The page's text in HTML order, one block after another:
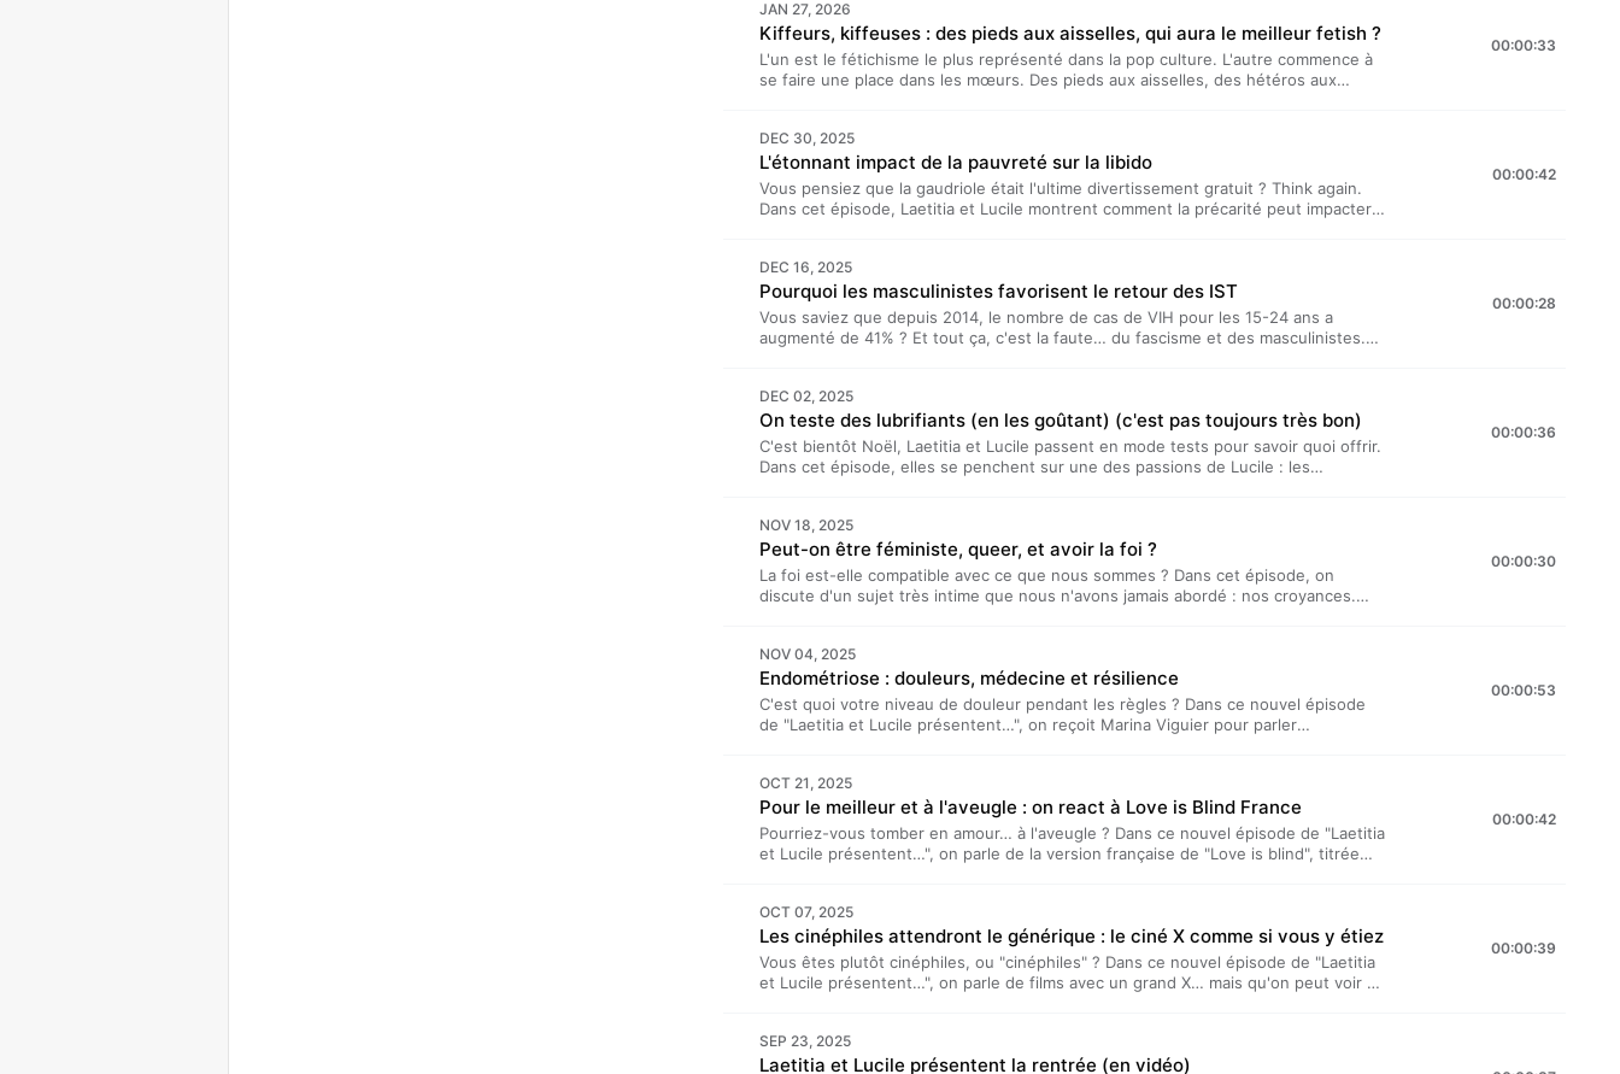
draguer : mais c'est quoi au juste, un bon rêve érotique ?“Laetitia et Lucile
présentent…” est un podcast bi-mensuel produit par TDA Prod. Il est présenté par
Lucile Bellan et Laetitia Reboulleau, et réalisé par Benjamin Saeptem Hours.
Hébergé par Acast. Visitez acast.com/privacy pour plus d'informations.
JAN 27, 2026
Kiffeurs, kiffeuses : des pieds aux aisselles, qui aura le meilleur fetish ?
L'un est le fétichisme le plus représenté dans la pop culture. L'autre commence à
se faire une place dans les mœurs. Des pieds aux aisselles, des hétéros aux
leur impact, et leur importance.“Laetitia et Lucile présentent…” est un podcast bi-
mensuel produit par TDA Prod. Il est présenté par Lucile Bellan et Laetitia
Reboulleau, et réalisé par Benjamin Saeptem Hours. Hébergé par Acast. Visitez
acast.com/privacy pour plus d'informations.
00:00:33
DEC 30, 2025
L'étonnant impact de la pauvreté sur la libido
Vous pensiez que la gaudriole était l'ultime divertissement gratuit ? Think again.
Dans cet épisode, Laetitia et Lucile montrent comment la précarité peut impacter
mensuel produit par TDA Prod. Il est présenté par Lucile Bellan et Laetitia
Reboulleau, et réalisé par Benjamin Saeptem Hours.L'étude publiée dans The
Journal of Sex Research :
https://www.tandfonline.com/doi/full/10.1080/00224499.2022.2044990L'article de
The Independent : https://www.independent.co.uk/voices/sex-life-cost-of-living-
d'informations.
00:00:42
DEC 16, 2025
Pourquoi les masculinistes favorisent le retour des IST
Vous saviez que depuis 2014, le nombre de cas de VIH pour les 15-24 ans a
augmenté de 41% ? Et tout ça, c'est la faute… du fascisme et des masculinistes.
un podcast bi-mensuel produit par TDA Prod. Il est présenté par Lucile Bellan et
Laetitia Reboulleau, et réalisé par Benjamin Saeptem Hours. Hébergé par Acast.
Visitez acast.com/privacy pour plus d'informations.
00:00:28
DEC 02, 2025
On teste des lubrifiants (en les goûtant) (c'est pas toujours très bon)
C'est bientôt Noël, Laetitia et Lucile passent en mode tests pour savoir quoi offrir.
Dans cet épisode, elles se penchent sur une des passions de Lucile : les
beaucoup plus mauvais.“Laetitia et Lucile présentent…” est un podcast bi-mensuel
produit par TDA Prod. Il est présenté par Lucile Bellan et Laetitia Reboulleau, et
réalisé par Benjamin Saeptem Hours. Hébergé par Acast. Visitez acast.com/privacy
pour plus d'informations.
00:00:36
NOV 18, 2025
Peut-on être féministe, queer, et avoir la foi ?
La foi est-elle compatible avec ce que nous sommes ? Dans cet épisode, on
discute d'un sujet très intime que nous n'avons jamais abordé : nos croyances.
(qui pourtant ne brûlent pas en entrant dans des églises).“Laetitia et Lucile
présentent…” est un podcast bi-mensuel produit par TDA Prod. Il est présenté par
Lucile Bellan et Laetitia Reboulleau, et réalisé par Benjamin Saeptem Hours.
Hébergé par Acast. Visitez acast.com/privacy pour plus d'informations.
00:00:30
NOV 04, 2025
Endométriose : douleurs, médecine et résilience
C'est quoi votre niveau de douleur pendant les règles ? Dans ce nouvel épisode
de "Laetitia et Lucile présentent…", on reçoit Marina Viguier pour parler
cheminer vers une solution inespérée.Retrouvez Marina sur Instagram :
@marina_viguierLe livre "Cabarets" de Céline du Chéné“Laetitia et Lucile
présentent…” est un podcast bi-mensuel produit par TDA Prod. Il est présenté par
Lucile Bellan et Laetitia Reboulleau, et réalisé par Benjamin Saeptem Hours.
Hébergé par Acast. Visitez acast.com/privacy pour plus d'informations.
00:00:53
OCT 21, 2025
Pour le meilleur et à l'aveugle : on react à Love is Blind France
Pourriez-vous tomber en amour… à l'aveugle ? Dans ce nouvel épisode de "Laetitia
et Lucile présentent…", on parle de la version française de "Love is blind", titrée
de télé-réalité ? Chloé est-elle la moins chanceuse des candidates ? Thomas est-il
vraiment architecte d'intérieur ? Van-My aurait-il dû dire oui ? Qui était la grande
méchante de cette saison ? Peut-on encore se dire sapiosexuel en 2025 ? Les
réponses dans cet épisode !“Laetitia et Lucile présentent…” est un podcast bi-
mensuel produit par TDA Prod. Il est présenté par Lucile Bellan et Laetitia
acast.com/privacy pour plus d'informations.
00:00:42
OCT 07, 2025
Les cinéphiles attendront le générique : le ciné X comme si vous y étiez
Vous êtes plutôt cinéphiles, ou "cinéphiles" ? Dans ce nouvel épisode de "Laetitia
et Lucile présentent…", on parle de films avec un grand X… mais qu'on peut voir au
cinéphiles attendront le générique".“Laetitia et Lucile présentent…” est un podcast
bi-mensuel produit par TDA Prod. Il est présenté par Lucile Bellan et Laetitia
00:00:39
SEP 23, 2025
Laetitia et Lucile présentent la rentrée (en vidéo)